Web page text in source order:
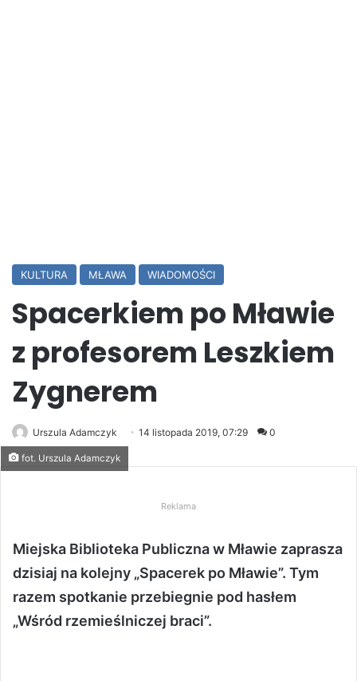
KULTURA MŁAWA WIADOMOŚCI
Spacerkiem po Mławie
z profesorem Leszkiem
Zygnerem
Urszula Adamczyk 14 listopada 2019, 07:29 0
fot. Urszula Adamczyk
Reklama
Miejska Biblioteka Publiczna w Mławie zaprasza
dzisiaj na kolejny „Spacerek po Mławie”. Tym
razem spotkanie przebiegnie pod hasłem
„Wśród rzemieślniczej braci”.